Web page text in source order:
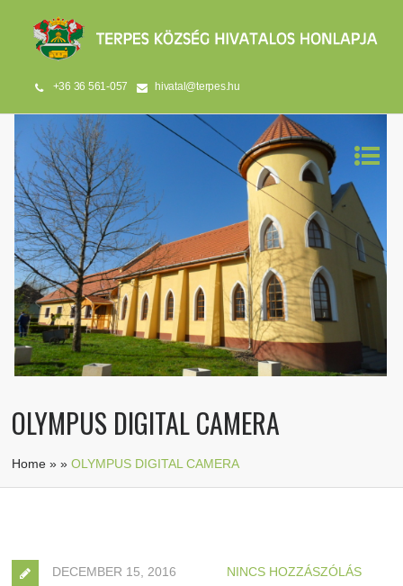
+36 36 561-057 hivatal@terpes.hu
OLYMPUS DIGITAL CAMERA
Home »»OLYMPUS DIGITAL CAMERA
DECEMBER 15, 2016 NINCS HOZZÁSZÓLÁS